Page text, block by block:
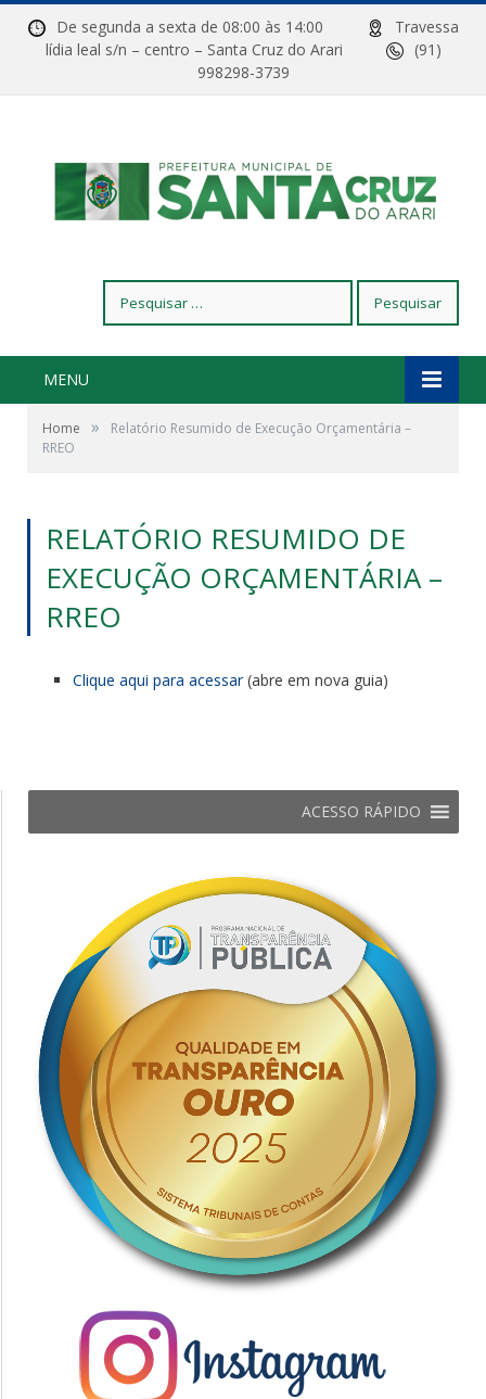
De segunda a sexta de 08:00 às 14:00
Travessa
lídia leal s/n – centro – Santa Cruz do Arari
(91)
998298-3739
por:
MENU
Home »
Relatório Resumido de Execução Orçamentária –
RREO
RELATÓRIO RESUMIDO DE
EXECUÇÃO ORÇAMENTÁRIA –
RREO
Clique aqui para acessar(abre em nova guia)
ACESSO RÁPIDO